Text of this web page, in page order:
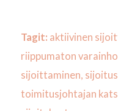
Tagit: aktiivinen
riippumaton
sijoittaminen,
toimitusjohtajan